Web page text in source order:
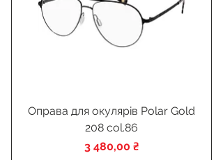
Оправа для окулярів Polar Gold
208 col.86
Ціна
3 480,00 ₴